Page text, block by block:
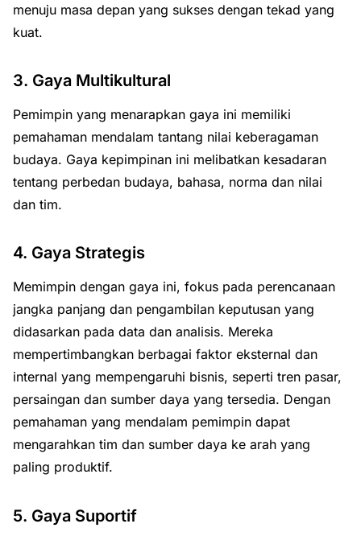
menuju masa depan yang sukses dengan tekad yang
kuat.
3. Gaya Multikultural
Pemimpin yang menarapkan gaya ini memiliki
pemahaman mendalam tantang nilai keberagaman
budaya. Gaya kepimpinan ini melibatkan kesadaran
tentang perbedan budaya, bahasa, norma dan nilai
dan tim.
4. Gaya Strategis
Memimpin dengan gaya ini, fokus pada perencanaan
jangka panjang dan pengambilan keputusan yang
didasarkan pada data dan analisis. Mereka
mempertimbangkan berbagai faktor eksternal dan
internal yang mempengaruhi bisnis, seperti tren pasar,
persaingan dan sumber daya yang tersedia. Dengan
pemahaman yang mendalam pemimpin dapat
mengarahkan tim dan sumber daya ke arah yang
paling produktif.
5. Gaya Suportif